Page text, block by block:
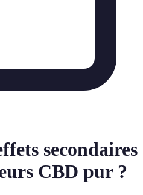
secondaires
CBD pur ?